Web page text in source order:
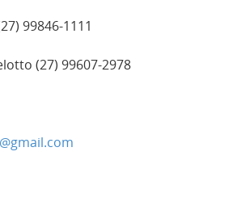
99846-1111
(27) 99607-2978